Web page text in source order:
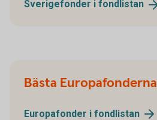
Sverigefonder i fondlistan
Bästa Europafonderna
Europafonder i fondlistan